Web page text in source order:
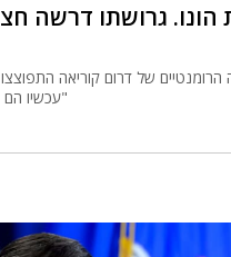
הרומנטיים של דרום קוריאה
עכשיו הם כבר מכונים "גירושי המאה"